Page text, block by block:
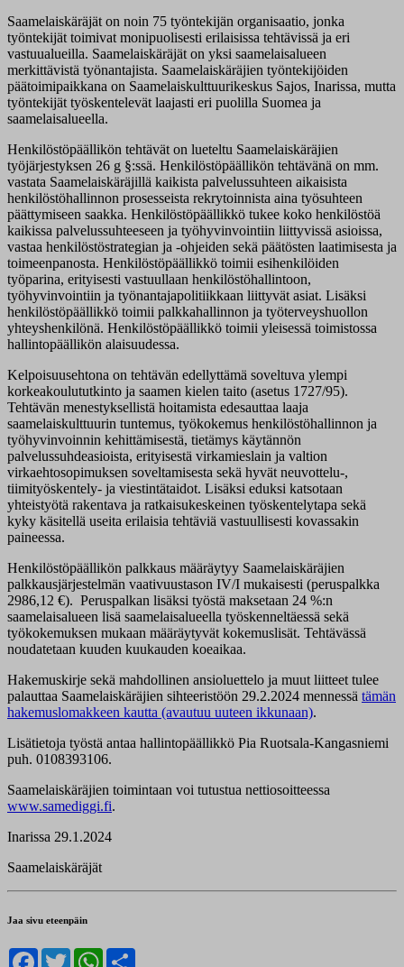
Saamelaiskäräjät on noin 75 työntekijän organisaatio, jonka
työntekijät toimivat monipuolisesti erilaisissa tehtävissä ja eri
vastuualueilla. Saamelaiskäräjät on yksi saamelaisalueen
merkittävistä työnantajista. Saamelaiskäräjien työntekijöiden
päätoimipaikkana on Saamelaiskulttuurikeskus Sajos, Inarissa, mutta
työntekijät työskentelevät laajasti eri puolilla Suomea ja
saamelaisalueella.
Henkilöstöpäällikön tehtävät on lueteltu Saamelaiskäräjien
työjärjestyksen 26 g §:ssä. Henkilöstöpäällikön tehtävänä on mm.
vastata Saamelaiskäräjillä kaikista palvelussuhteen aikaisista
henkilöstöhallinnon prosesseista rekrytoinnista aina työsuhteen
päättymiseen saakka. Henkilöstöpäällikkö tukee koko henkilöstöä
kaikissa palvelussuhteeseen ja työhyvinvointiin liittyvissä asioissa,
vastaa henkilöstöstrategian ja -ohjeiden sekä päätösten laatimisesta ja
toimeenpanosta. Henkilöstöpäällikkö toimii esihenkilöiden
työparina, erityisesti vastuullaan henkilöstöhallintoon,
työhyvinvointiin ja työnantajapolitiikkaan liittyvät asiat. Lisäksi
henkilöstöpäällikkö toimii palkkahallinnon ja työterveyshuollon
yhteyshenkilönä. Henkilöstöpäällikkö toimii yleisessä toimistossa
hallintopäällikön alaisuudessa.
Kelpoisuusehtona on tehtävän edellyttämä soveltuva ylempi
korkeakoulututkinto ja saamen kielen taito (asetus 1727/95).
Tehtävän menestyksellistä hoitamista edesauttaa laaja
saamelaiskulttuurin tuntemus, työkokemus henkilöstöhallinnon ja
työhyvinvoinnin kehittämisestä, tietämys käytännön
palvelussuhdeasioista, erityisestä virkamieslain ja valtion
virkaehtosopimuksen soveltamisesta sekä hyvät neuvottelu-,
tiimityöskentely- ja viestintätaidot. Lisäksi eduksi katsotaan
yhteistyötä rakentava ja ratkaisukeskeinen työskentelytapa sekä
kyky käsitellä useita erilaisia tehtäviä vastuullisesti kovassakin
paineessa.
Henkilöstöpäällikön palkkaus määräytyy Saamelaiskäräjien
palkkausjärjestelmän vaativuustason IV/I mukaisesti (peruspalkka
2986,12 €). Peruspalkan lisäksi työstä maksetaan 24 %:n
saamelaisalueen lisä saamelaisalueella työskenneltäessä sekä
työkokemuksen mukaan määräytyvät kokemuslisät. Tehtävässä
noudatetaan kuuden kuukauden koeaikaa.
Hakemuskirje sekä mahdollinen ansioluettelo ja muut liitteet tulee
palauttaa Saamelaiskäräjien sihteeristöön 29.2.2024 mennessä tämän
hakemuslomakkeen kautta (avautuu uuteen ikkunaan).
Lisätietoja työstä antaa hallintopäällikkö Pia Ruotsala-Kangasniemi
puh. 0108393106.
Saamelaiskäräjien toimintaan voi tutustua nettiosoitteessa
www.samediggi.fi.
Inarissa 29.1.2024
Saamelaiskäräjät
Jaa sivu eteenpäin
Facebook
TwitterWhatsApp